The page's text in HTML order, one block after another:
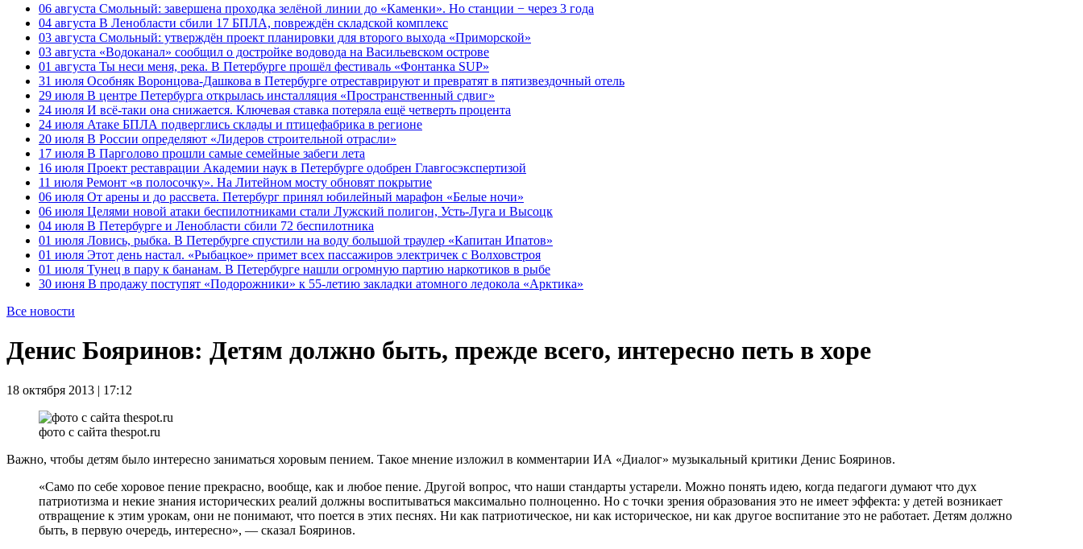
06 августа Смольный: завершена проходка зелёной линии до «Каменки». Но станции − через 3 года
04 августа В Ленобласти сбили 17 БПЛА, повреждён складской комплекс
03 августа Смольный: утверждён проект планировки для второго выхода «Приморской»
03 августа «Водоканал» сообщил о достройке водовода на Васильевском острове
01 августа Ты неси меня, река. В Петербурге прошёл фестиваль «Фонтанка SUP»
31 июля Особняк Воронцова-Дашкова в Петербурге отреставрируют и превратят в пятизвездочный отель
29 июля В центре Петербурга открылась инсталляция «Пространственный сдвиг»
24 июля И всё-таки она снижается. Ключевая ставка потеряла ещё четверть процента
24 июля Атаке БПЛА подверглись склады и птицефабрика в регионе
20 июля В России определяют «Лидеров строительной отрасли»
17 июля В Парголово прошли самые семейные забеги лета
16 июля Проект реставрации Академии наук в Петербурге одобрен Главгосэкспертизой
11 июля Ремонт «в полосочку». На Литейном мосту обновят покрытие
06 июля От арены и до рассвета. Петербург принял юбилейный марафон «Белые ночи»
06 июля Целями новой атаки беспилотниками стали Лужский полигон, Усть-Луга и Высоцк
04 июля В Петербурге и Ленобласти сбили 72 беспилотника
01 июля Ловись, рыбка. В Петербурге спустили на воду большой траулер «Капитан Ипатов»
01 июля Этот день настал. «Рыбацкое» примет всех пассажиров электричек с Волховстроя
01 июля Тунец в пару к бананам. В Петербурге нашли огромную партию наркотиков в рыбе
30 июня В продажу поступят «Подорожники» к 55-летию закладки атомного ледокола «Арктика»
Все новости
Денис Бояринов: Детям должно быть, прежде всего, интересно петь в хоре
18 октября 2013 | 17:12
фото с сайта thespot.ru
Важно, чтобы детям было интересно заниматься хоровым пением. Такое мнение изложил в комментарии ИА «Диалог» музыкальный критики Денис Бояринов.
«Само по себе хоровое пение прекрасно, вообще, как и любое пение. Другой вопрос, что наши стандарты устарели. Можно понять идею, когда педагоги думают что дух
патриотизма и некие знания исторических реалий должны воспитываться максимально полноценно. Но с точки зрения образования это не имеет эффекта: у детей возникает
отвращение к этим урокам, они не понимают, что поется в этих песнях. Ни как патриотическое, ни как историческое, ни как другое воспитание это не работает. Детям должно
быть, в первую очередь, интересно», — сказал Бояринов.